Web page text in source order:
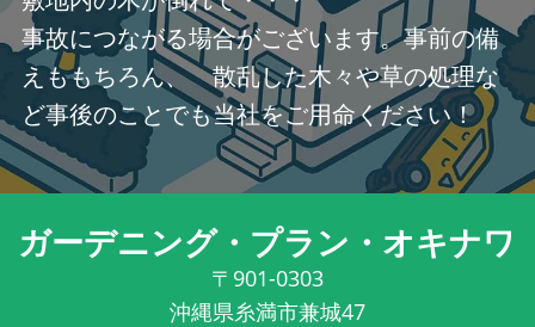
事故につながる場合がございます。事前の備
えももちろん、 散乱した木々や草の処理な
ど事後のことでも当社をご用命ください！
ガーデニング・プラン・オキナワ
〒901-0303
沖縄県糸満市兼城47